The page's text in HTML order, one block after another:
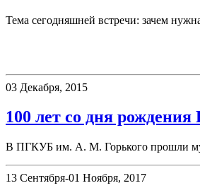
Тема сегодняшней встречи: зачем
03 Декабря, 2015
100 лет со дня рождения
В ПГКУБ им. А. М. Горького прошли
13 Сентября-01 Ноября, 2017